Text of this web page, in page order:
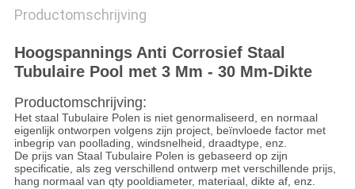
Productomschrijving
Hoogspannings Anti Corrosief Staal
Tubulaire Pool met 3 Mm - 30 Mm-Dikte
Productomschrijving:
Het staal Tubulaire Polen is niet genormaliseerd, en normaal
eigenlijk ontworpen volgens zijn project, beïnvloede factor met
inbegrip van poollading, windsnelheid, draadtype, enz.
De prijs van Staal Tubulaire Polen is gebaseerd op zijn
specificatie, als zeg verschillend ontwerp met verschillende prijs,
hang normaal van qty pooldiameter, materiaal, dikte af, enz.